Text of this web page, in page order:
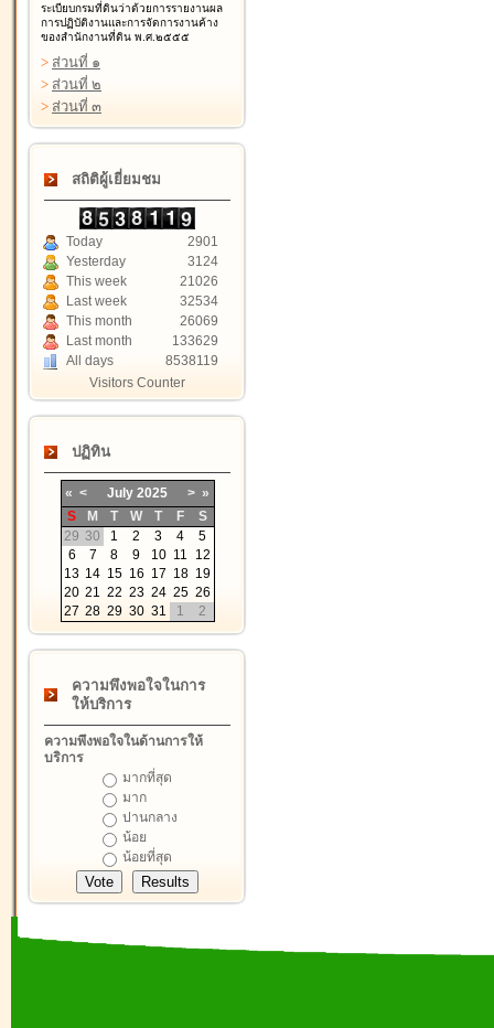
ระเบียบกรมที่ดินว่าด้วยการรายงานผล
การปฏิบัติงานและการจัดการงานค้าง
ของสำนักงานที่ดิน พ.ศ.๒๕๕๕
> ส่วนที่ ๑
> ส่วนที่ ๒
> ส่วนที่ ๓
สถิติผู้เยี่ยมชม
Today
2901
Yesterday
3124
This week
21026
Last week
32534
This month
26069
Last month
133629
All days
8538119
Visitors Counter
ปฏิทิน
« < July 2025 > »
S
M T W T F
S
29 30 1 2 3 4
5
6
7 8 9 10 11
12
13 14 15 16 17 18 19
20 21 22 23 24 25 26
27 28 29 30 31 1 2
ความพึงพอใจในการ
ให้บริการ
ความพึงพอใจในด้านการให้
บริการ
มากที่สุด
มาก
ปานกลาง
น้อย
น้อยที่สุด